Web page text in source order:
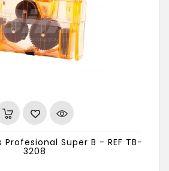
Super B - REF TB-
3208